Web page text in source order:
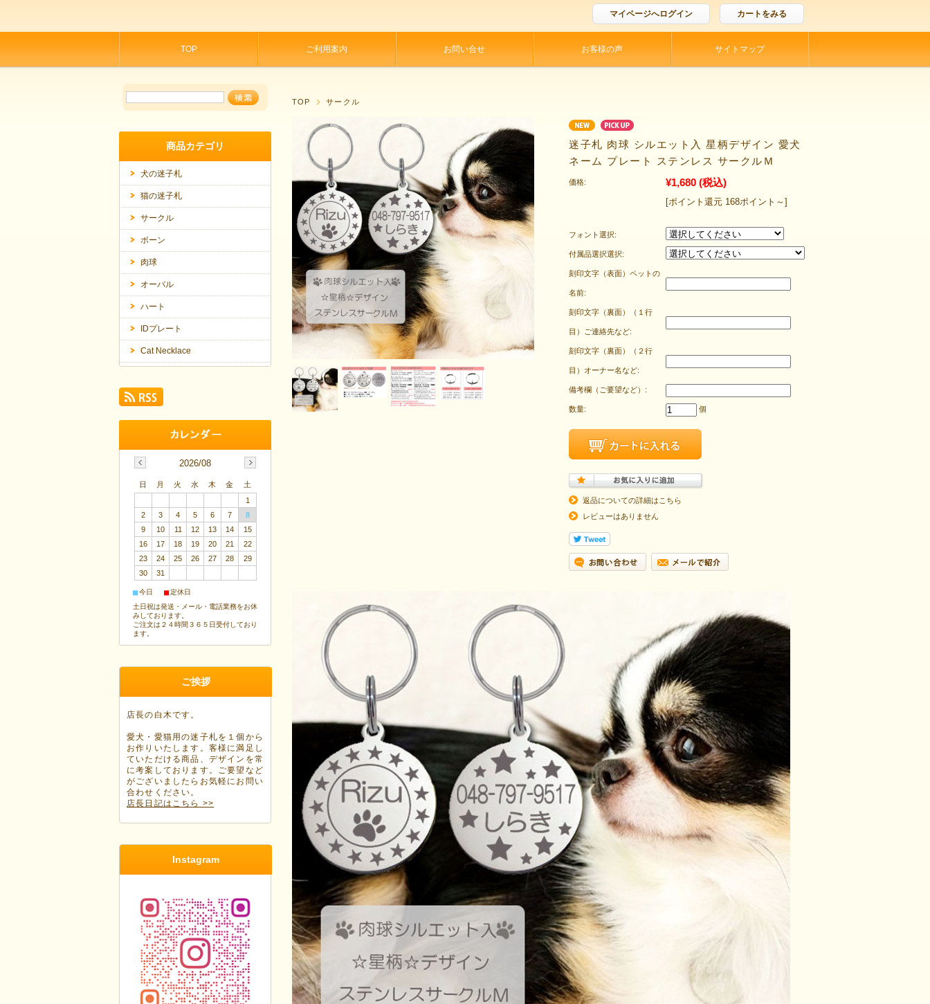
マイページへログイン カートをみる
TOP ご利用案内 お問い合せ お客様の声 サイトマップ
TOP サークル
迷子札 肉球 シルエット入 星柄デザイン 愛犬
ネーム プレート ステンレス サークルＭ
価格: ¥1,680 (税込)
[ポイント還元 168ポイント～]
フォント選択:
付属品選択選択:
刻印文字（表面）ペットの
名前:
刻印文字（裏面）（１行
目）ご連絡先など:
刻印文字（裏面）（２行
目）オーナー名など:
備考欄（ご要望など）:
数量: 個
返品についての詳細はこちら
レビューはありません
商品カテゴリ
犬の迷子札
猫の迷子札
サークル
ボーン
肉球
オーバル
ハート
IDプレート
Cat Necklace
2026/08
日 月 火 水 木 金
土
1
2
3 4 5 6 7
8
9
10 11 12 13 14
15
16
17 18 19 20 21
22
23
24 25 26 27 28
29
30
31
■今日 ■定休日
土日祝は発送・メール・電話業務をお休
みしております。
ご注文は２４時間３６５日受付しており
ます。
ご挨拶
店長の白木です。
愛犬・愛猫用の迷子札を１個から
お作りいたします。客様に満足し
ていただける商品、デザインを常
に考案しております。ご要望など
がございましたらお気軽にお問い
合わせください。
店長日記はこちら >>
Instagram